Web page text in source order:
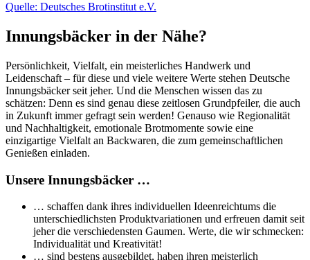
Quelle: Deutsches Brotinstitut e.V.
Innungsbäcker in der Nähe?
Persönlichkeit, Vielfalt, ein meisterliches Handwerk und
Leidenschaft – für diese und viele weitere Werte stehen Deutsche
Innungsbäcker seit jeher. Und die Menschen wissen das zu
schätzen: Denn es sind genau diese zeitlosen Grundpfeiler, die auch
in Zukunft immer gefragt sein werden! Genauso wie Regionalität
und Nachhaltigkeit, emotionale Brotmomente sowie eine
einzigartige Vielfalt an Backwaren, die zum gemeinschaftlichen
Genießen einladen.
Unsere Innungsbäcker …
… schaffen dank ihres individuellen Ideenreichtums die
unterschiedlichsten Produktvariationen und erfreuen damit seit
jeher die verschiedensten Gaumen. Werte, die wir schmecken:
Individualität und Kreativität!
… sind bestens ausgebildet, haben ihren meisterlich